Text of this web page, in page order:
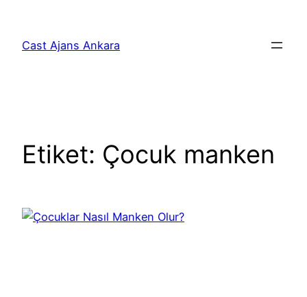
Cast Ajans Ankara
Etiket: Çocuk manken